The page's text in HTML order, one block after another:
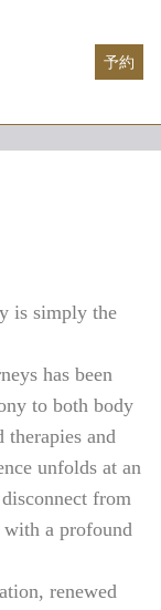
予約
ーム
飲食店
ウェルネス
サロン
Expand イ
Expand イン
体験記
行
フリート
特別オフ
is simply the
has been
to both body
and
unfolds at an
from
with a profound
renewed